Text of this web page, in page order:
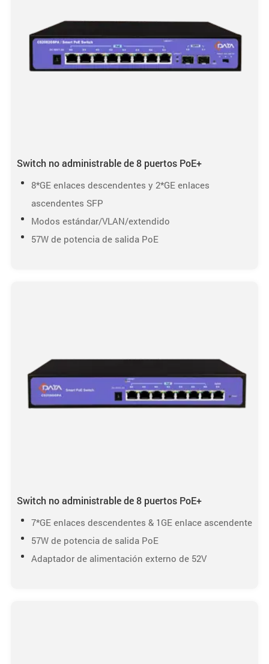
Switch no administrable de 8 puertos PoE+
8*GE enlaces descendentes y 2*GE enlaces
ascendentes SFP
Modos estándar/VLAN/extendido
57W de potencia de salida PoE
Switch no administrable de 8 puertos PoE+
7*GE enlaces descendentes & 1GE enlace ascendente
57W de potencia de salida PoE
Adaptador de alimentación externo de 52V